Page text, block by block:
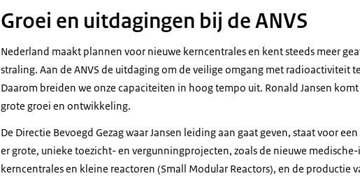
Groei en uitdagingen bij de ANVS
Nederland maakt plannen voor nieuwe kerncentrales en kent steeds meer
straling. Aan de ANVS de uitdaging om de veilige omgang met radioactiviteit
Daarom breiden we onze capaciteiten in hoog tempo uit. Ronald Jansen
grote groei en ontwikkeling.
De Directie Bevoegd Gezag waar Jansen leiding aan gaat geven, staat voor
er grote, unieke toezicht- en vergunningprojecten, zoals de nieuwe
kerncentrales en kleine reactoren (Small Modular Reactors), en de productie